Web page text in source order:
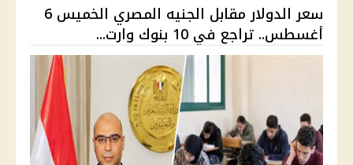
سعر الدولار مقابل الجنيه المصري الخميس 6
أغسطس.. تراجع في 10 بنوك وارت...